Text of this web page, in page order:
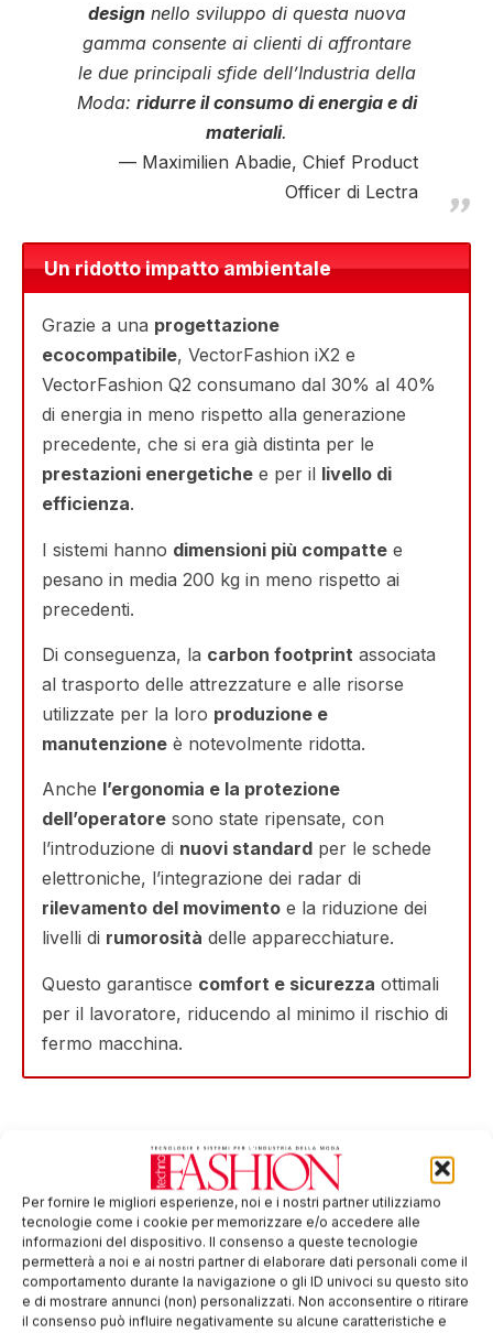
Per fornire le migliori esperienze, noi e i nostri partner utilizziamo
tecnologie come i cookie per memorizzare e/o accedere alle
informazioni del dispositivo. Il consenso a queste tecnologie
permetterà a noi e ai nostri partner di elaborare dati personali come il
comportamento durante la navigazione o gli ID univoci su questo sito
e di mostrare annunci (non) personalizzati. Non acconsentire o ritirare
il consenso può influire negativamente su alcune caratteristiche e
designnello sviluppo di questa nuova
gamma consente ai clienti di affrontare
le due principali sfide dell’Industria della
Moda: ridurre il consumo di energia e di
materiali.
Maximilien Abadie, Chief Product
Officer di Lectra
Un ridotto impatto ambientale
Grazie a una progettazione
ecocompatibile, VectorFashion iX2 e
VectorFashion Q2 consumano dal 30% al 40%
di energia in meno rispetto alla generazione
precedente, che si era già distinta per le
prestazioni energetiche e per il livello di
efficienza.
I sistemi hanno dimensioni più compatte e
pesano in media 200 kg in meno rispetto ai
precedenti.
Di conseguenza, la carbon footprint associata
al trasporto delle attrezzature e alle risorse
utilizzate per la loro produzione e
manutenzione è notevolmente ridotta.
Anche l’ergonomia e la protezione
dell’operatore sono state ripensate, con
l’introduzione di nuovi standard per le schede
elettroniche, l’integrazione dei radar di
rilevamento del movimento e la riduzione dei
livelli di rumorosità delle apparecchiature.
Questo garantisce comfort e sicurezza ottimali
per il lavoratore, riducendo al minimo il rischio di
fermo macchina.
Più connettività, più intelligenza, più
efficienza
VectorFashion iX2 e VectorFashion Q2 sono
caratterizzate da unelevato livello di
connettività, grazie ai numerosi sensori